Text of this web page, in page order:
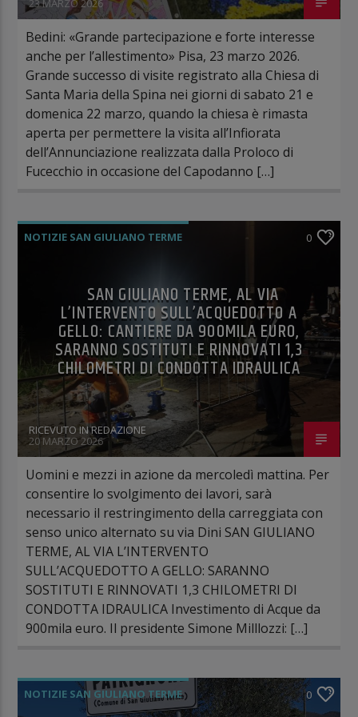
23 MARZO 2026
Bedini: «Grande partecipazione e forte interesse
anche per l’allestimento» Pisa, 23 marzo 2026.
Grande successo di visite registrato alla Chiesa di
Santa Maria della Spina nei giorni di sabato 21 e
domenica 22 marzo, quando la chiesa è rimasta
aperta per permettere la visita all’Infiorata
dell’Annunciazione realizzata dalla Proloco di
Fucecchio in occasione del Capodanno […]
NOTIZIE SAN GIULIANO TERME 0
SAN GIULIANO TERME, AL VIA
L’INTERVENTO SULL’ACQUEDOTTO A
GELLO: CANTIERE DA 900MILA EURO,
SARANNO SOSTITUTI E RINNOVATI 1,3
CHILOMETRI DI CONDOTTA IDRAULICA
RICEVUTO IN REDAZIONE
20 MARZO 2026
Uomini e mezzi in azione da mercoledì mattina. Per
consentire lo svolgimento dei lavori, sarà
necessario il restringimento della carreggiata con
senso unico alternato su via Dini SAN GIULIANO
TERME, AL VIA L’INTERVENTO
SULL’ACQUEDOTTO A GELLO: SARANNO
SOSTITUTI E RINNOVATI 1,3 CHILOMETRI DI
CONDOTTA IDRAULICA Investimento di Acque da
900mila euro. Il presidente Simone Milllozzi: […]
NOTIZIE SAN GIULIANO TERME 0